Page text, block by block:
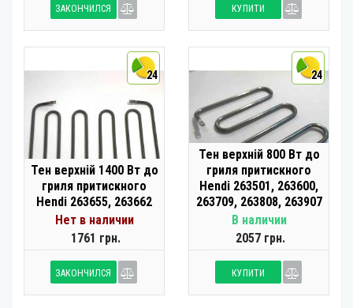
ЗАКОНЧИЛСЯ КУПИТИ
24
Тен верхній 1400 Вт до
гриля притискного
Hendi 263655, 263662
Нет в наличии
1761 грн.
ЗАКОНЧИЛСЯ
24
Тен верхній 800 Вт до
гриля притискного
Hendi 263501, 263600,
263709, 263808, 263907
В наличии
2057 грн.
КУПИТИ